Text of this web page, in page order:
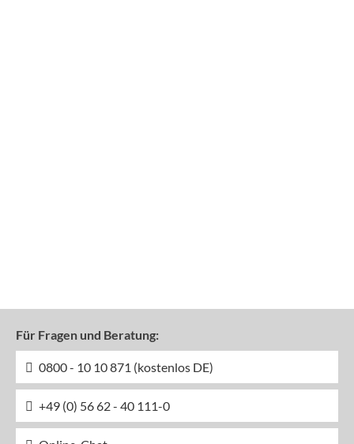
Für Fragen und Beratung:
0800 - 10 10 871 (kostenlos DE)
+49 (0) 56 62 - 40 111-0